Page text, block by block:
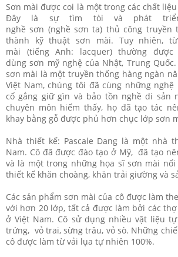
Sơn mài được coi là một trong các chất
Đây là sự tìm tòi và phát
nghề sơn (nghề sơn ta) thủ công truyền
thành kỹ thuật sơn mài. Tuy nhiên,
mài (tiếng Anh: lacquer) thường
dùng sơn mỹ nghệ của Nhật, Trung
sơn mài là một truyền thống hàng ngàn
Việt Nam, chúng tôi đã cùng những
cố gắng giữ gìn và bảo tồn nghề di sản
chuyên môn hiếm thấy, họ đã tạo tác
khay bằng gỗ được phủ hơn chục lớp sơn
Nhà thiết kế: Pascale Dang là một nhà
Nam. Cô đã được đào tạo ở Mỹ, đã tạo
và là một trong những họa sĩ sơn mài
thiết kế khăn choàng, khăn trải giường và
Các sản phẩm sơn mài của cô được làm
với hơn 20 lớp, tất cả được làm bởi các
ở Việt Nam. Cô sử dụng nhiều vật liệu
trứng, vỏ trai, sừng trâu, vỏ sò. Những
cô được làm từ vải lụa tự nhiên 100%.